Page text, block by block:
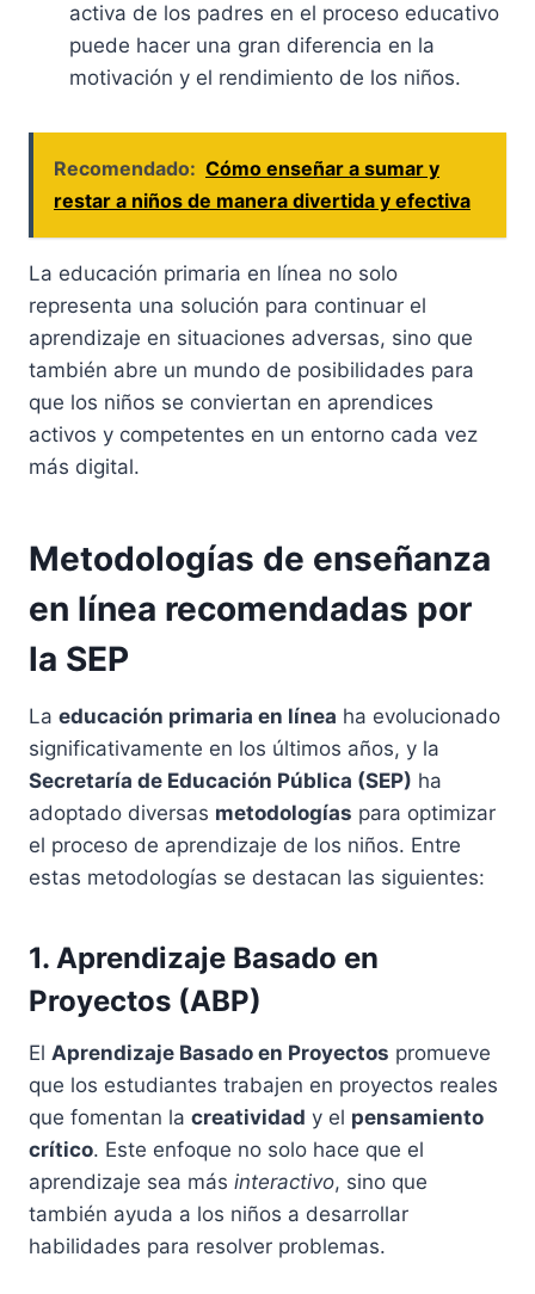
activa de los padres en el proceso educativo
puede hacer una gran diferencia en la
motivación y el rendimiento de los niños.
Recomendado: Cómo enseñar a sumar y
restar a niños de manera divertida y efectiva
La educación primaria en línea no solo
representa una solución para continuar el
aprendizaje en situaciones adversas, sino que
también abre un mundo de posibilidades para
que los niños se conviertan en aprendices
activos y competentes en un entorno cada vez
más digital.
Metodologías de enseñanza
en línea recomendadas por
la SEP
La educación primaria en línea ha evolucionado
significativamente en los últimos años, y la
Secretaría de Educación Pública (SEP) ha
adoptado diversas metodologías para optimizar
el proceso de aprendizaje de los niños. Entre
estas metodologías se destacan las siguientes:
1. Aprendizaje Basado en
Proyectos (ABP)
El Aprendizaje Basado en Proyectos promueve
que los estudiantes trabajen en proyectos reales
que fomentan la creatividad y el pensamiento
crítico. Este enfoque no solo hace que el
aprendizaje sea más interactivo, sino que
también ayuda a los niños a desarrollar
habilidades para resolver problemas.